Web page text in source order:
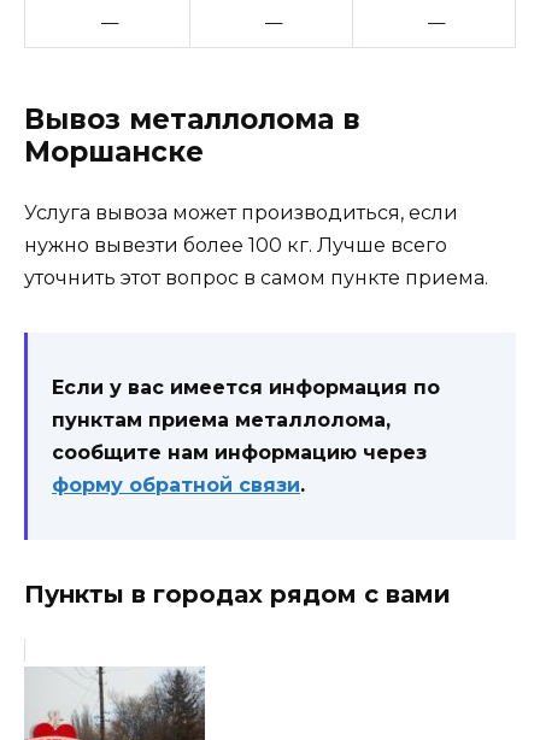
— — —
Вывоз металлолома в
Моршанске
Услуга вывоза может производиться, если
нужно вывезти более 100 кг. Лучше всего
уточнить этот вопрос в самом пункте приема.
Если у вас имеется информация по
пунктам приема металлолома,
сообщите нам информацию через
форму обратной связи.
Пункты в городах рядом с вами